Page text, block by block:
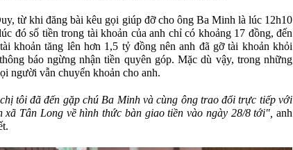
từ khi đăng bài kêu gọi giúp đỡ cho ông Ba Minh là lúc 12h10
đó số tiền trong tài khoản của anh chỉ có khoảng 17 đồng, đến
khoản tăng lên hơn 1,5 tỷ đồng nên anh đã gỡ tài khoản khỏi
báo ngừng nhận tiền quyên góp. Mặc dù vậy, trong những
người vẫn chuyển khoản cho anh.
tôi đã đến gặp chú Ba Minh và cùng ông trao đổi trực tiếp với
xã Tân Long về hình thức bàn giao tiền vào ngày 28/8 tới", anh